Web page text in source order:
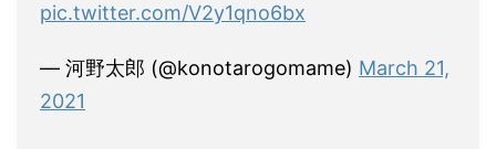
pic.twitter.com/V2y1qno6bx
— 河野太郎 (@konotarogomame) March 21,
2021